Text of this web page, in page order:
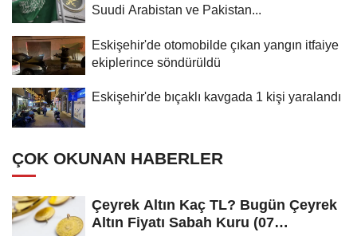
Suudi Arabistan ve Pakistan...
Eskişehir'de otomobilde çıkan yangın itfaiye
ekiplerince söndürüldü
Eskişehir'de bıçaklı kavgada 1 kişi yaralandı
ÇOK OKUNAN HABERLER
Çeyrek Altın Kaç TL? Bugün Çeyrek
Altın Fiyatı Sabah Kuru (07